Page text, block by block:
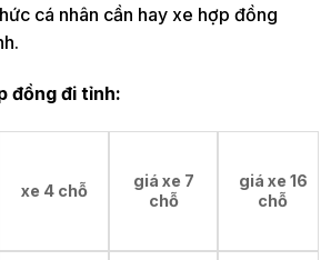
cá nhân cần hay xe hợp đồng
đồng đi tỉnh:
xe 4 chỗ
giá xe 7
chỗ
giá xe 16
chỗ